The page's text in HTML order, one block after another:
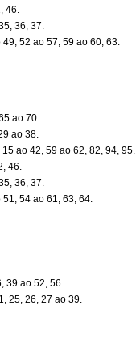
46.
36, 37.
52 ao 57, 59 ao 60, 63.
ao 70.
ao 38.
ao 42, 59 ao 62, 82, 94, 95.
46.
36, 37.
54 ao 61, 63, 64.
39 ao 52, 56.
25, 26, 27 ao 39.